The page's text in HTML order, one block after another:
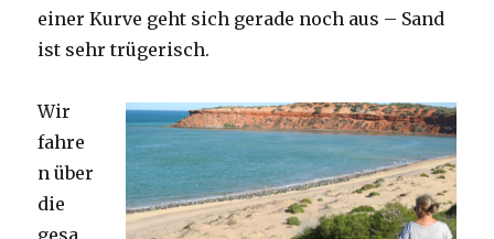
einer Kurve geht sich gerade noch aus – Sand
ist sehr trügerisch.
Wir
fahre
n über
die
gesa